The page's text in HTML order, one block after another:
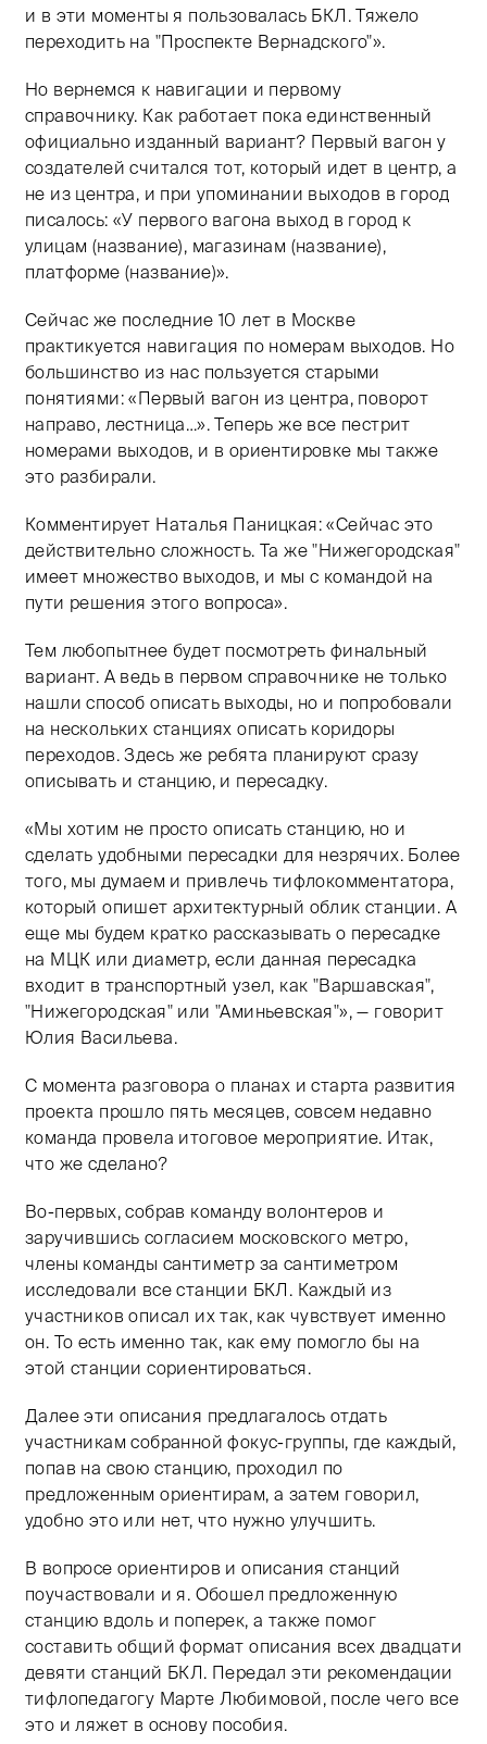
и в эти моменты я пользовалась БКЛ. Тяжело
переходить на "Проспекте Вернадского"».
Но вернемся к навигации и первому
справочнику. Как работает пока единственный
официально изданный вариант? Первый вагон у
создателей считался тот, который идет в центр, а
не из центра, и при упоминании выходов в город
писалось: «У первого вагона выход в город к
улицам (название), магазинам (название),
платформе (название)».
Сейчас же последние 10 лет в Москве
практикуется навигация по номерам выходов. Но
большинство из нас пользуется старыми
понятиями: «Первый вагон из центра, поворот
направо, лестница…». Теперь же все пестрит
номерами выходов, и в ориентировке мы также
это разбирали.
Комментирует Наталья Паницкая: «Сейчас это
действительно сложность. Та же "Нижегородская"
имеет множество выходов, и мы с командой на
пути решения этого вопроса».
Тем любопытнее будет посмотреть финальный
вариант. А ведь в первом справочнике не только
нашли способ описать выходы, но и попробовали
на нескольких станциях описать коридоры
переходов. Здесь же ребята планируют сразу
описывать и станцию, и пересадку.
«Мы хотим не просто описать станцию, но и
сделать удобными пересадки для незрячих. Более
того, мы думаем и привлечь тифлокомментатора,
который опишет архитектурный облик станции. А
еще мы будем кратко рассказывать о пересадке
на МЦК или диаметр, если данная пересадка
входит в транспортный узел, как "Варшавская",
"Нижегородская" или "Аминьевская"», — говорит
Юлия Васильева.
С момента разговора о планах и старта развития
проекта прошло пять месяцев, совсем недавно
команда провела итоговое мероприятие. Итак,
что же сделано?
Во-первых, собрав команду волонтеров и
заручившись согласием московского метро,
члены команды сантиметр за сантиметром
исследовали все станции БКЛ. Каждый из
участников описал их так, как чувствует именно
он. То есть именно так, как ему помогло бы на
этой станции сориентироваться.
Далее эти описания предлагалось отдать
участникам собранной фокус-группы, где каждый,
попав на свою станцию, проходил по
предложенным ориентирам, а затем говорил,
удобно это или нет, что нужно улучшить.
В вопросе ориентиров и описания станций
поучаствовали и я. Обошел предложенную
станцию вдоль и поперек, а также помог
составить общий формат описания всех двадцати
девяти станций БКЛ. Передал эти рекомендации
тифлопедагогу Марте Любимовой, после чего все
это и ляжет в основу пособия.